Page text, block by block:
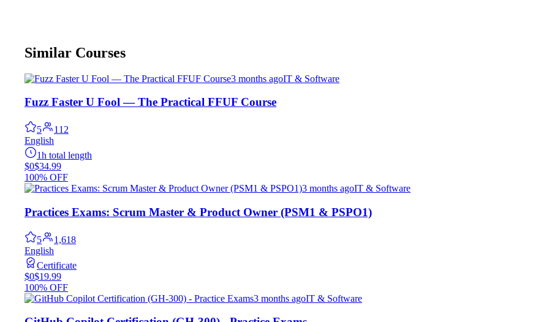
Similar Courses
3 months agoIT & Software
Fuzz Faster U Fool — The Practical FFUF Course
5
112
English
1h total length
$0$34.99
100% OFF
3 months agoIT & Software
Practices Exams: Scrum Master & Product Owner (PSM1 & PSPO1)
5
1,618
English
Certificate
$0$19.99
100% OFF
3 months agoIT & Software